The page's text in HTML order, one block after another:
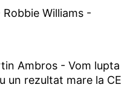
Williams -
Ambros - Vom lupta
un rezultat mare la CE